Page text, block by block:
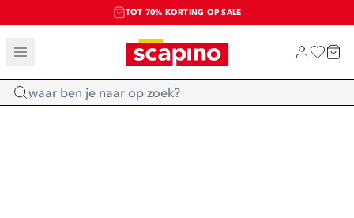
TOT 70% KORTING OP SALE
SALE: LAATSTE KANS!
SHOP NIEUW
Home